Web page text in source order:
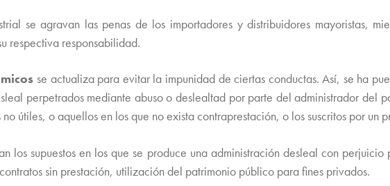
se agravan las penas de los importadores y distribuidores mayoristas,
respectiva responsabilidad.
se actualiza para evitar la impunidad de ciertas conductas. Así, se ha
perpetrados mediante abuso o deslealtad por parte del administrador
útiles, o aquellos en los que no exista contraprestación, o los suscritos por un
los supuestos en los que se produce una administración desleal con
sin prestación, utilización del patrimonio público para fines privados.